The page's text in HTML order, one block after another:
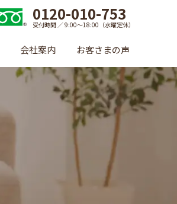
0120-010-753
受付時間 ／ 9:00〜18:00（水曜定休）
会社案内 お客さまの声